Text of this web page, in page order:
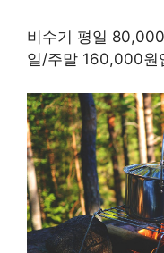
비수기 평일
일/주말 160,000원